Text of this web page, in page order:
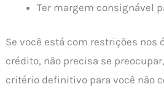
Ter margem consignável
Se você está com restrições nos
crédito, não precisa se
critério definitivo para você não